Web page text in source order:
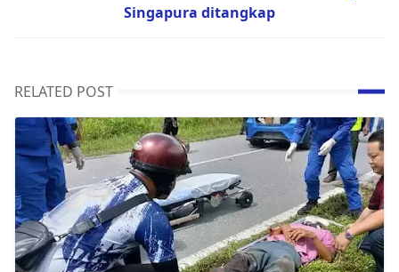
Singapura ditangkap
RELATED POST